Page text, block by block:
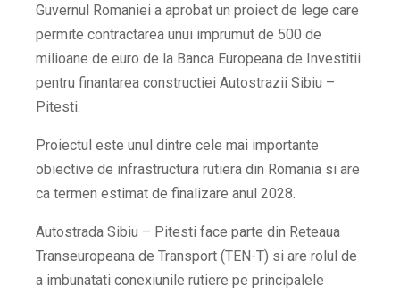
Guvernul Romaniei a aprobat un proiect de lege care
permite contractarea unui imprumut de 500 de
milioane de euro de la Banca Europeana de Investitii
pentru finantarea constructiei Autostrazii Sibiu –
Pitesti.
Proiectul este unul dintre cele mai importante
obiective de infrastructura rutiera din Romania si are
ca termen estimat de finalizare anul 2028.
Autostrada Sibiu – Pitesti face parte din Reteaua
Transeuropeana de Transport (TEN-T) si are rolul de
a imbunatati conexiunile rutiere pe principalele